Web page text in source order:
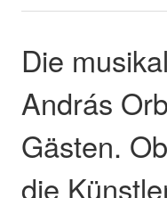
Die
András
Gästen.
die